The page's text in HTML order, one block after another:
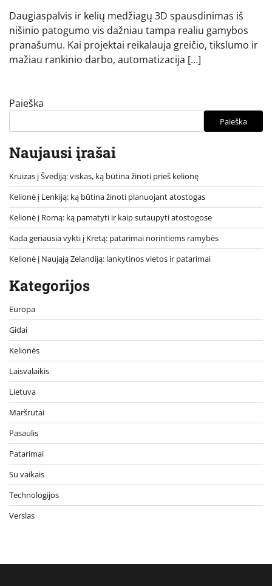
Daugiaspalvis ir kelių medžiagų 3D spausdinimas iš
nišinio patogumo vis dažniau tampa realiu gamybos
pranašumu. Kai projektai reikalauja greičio, tikslumo ir
mažiau rankinio darbo, automatizacija […]
Paieška
Paieška
Naujausi įrašai
Kruizas į Švediją: viskas, ką būtina žinoti prieš kelionę
Kelionė į Lenkiją: ką būtina žinoti planuojant atostogas
Kelionė į Romą: ką pamatyti ir kaip sutaupyti atostogose
Kada geriausia vykti į Kretą: patarimai norintiems ramybės
Kelionė į Naująją Zelandiją: lankytinos vietos ir patarimai
Kategorijos
Europa
Gidai
Kelionės
Laisvalaikis
Lietuva
Maršrutai
Pasaulis
Patarimai
Su vaikais
Technologijos
Verslas